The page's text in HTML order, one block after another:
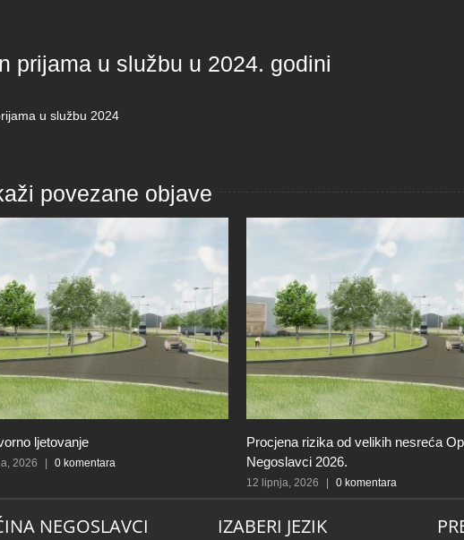
prijama u službu u 2024. godini
u službu 2024
povezane objave
ljetovanje
2026 0 komentara
Procjena rizika od velikih nesreća
Negoslavci 2026.
12 lipnja, 2026 0 komentara
NEGOSLAVCI IZABERI JEZIK